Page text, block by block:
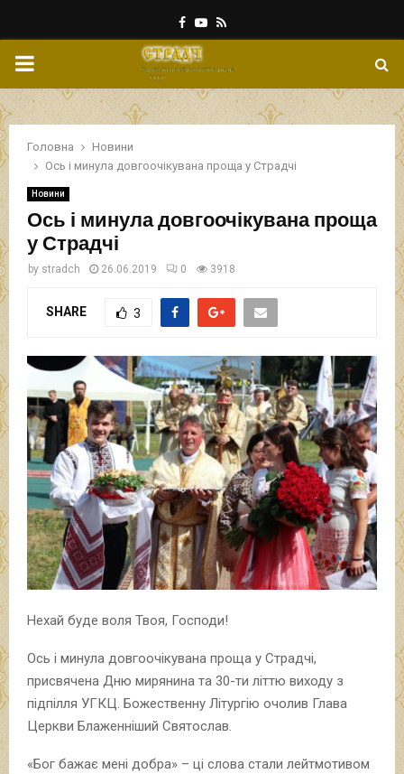
Facebook
Youtube
Rss
PRIMARY
MENU
Головна
Новини
Ось і минула довгоочікувана проща у Страдчі
Новини
Ось і минула довгоочікувана проща
у Страдчі
by stradch 26.06.2019 0 3918
SHARE 3
Нехай буде воля Твоя, Господи!
Ось і минула довгоочікувана проща у Страдчі,
присвячена Дню мирянина та 30-ти літтю виходу з
підпілля УГКЦ. Божественну Літургію очолив Глава
Церкви Блаженніший Святослав.
«Бог бажає мені добра» – ці слова стали лейтмотивом